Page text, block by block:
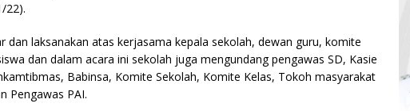
22).
dan laksanakan atas kerjasama kepala sekolah, dewan guru, komite
dan dalam acara ini sekolah juga mengundang pengawas SD, Kasie
Babinsa, Komite Sekolah, Komite Kelas, Tokoh masyarakat
Pengawas PAI.